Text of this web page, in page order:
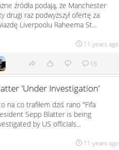
źródła podają, że Manchester
drugi raz podwyższył ofertę za
Liverpoolu Raheema St...
11 years ago
16
'Under Investigation'
na co trafiłem dziś rano "Fifa
Sepp Blatter is being
by US officials...
11 years ago